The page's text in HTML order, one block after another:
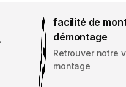
facilité de
démontage
Retrouver notre
montage